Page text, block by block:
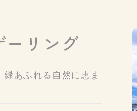
リング
あふれる自然に恵ま